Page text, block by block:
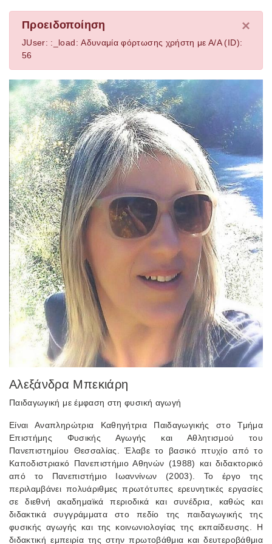
×
Προειδοποίηση
JUser: :_load: Αδυναμία φόρτωσης χρήστη με Α/Α (ID):
56
Αλεξάνδρα Μπεκιάρη
Παιδαγωγική με έμφαση στη φυσική αγωγή
Είναι Αναπληρώτρια Καθηγήτρια Παιδαγωγικής στο Τμήμα
Επιστήμης Φυσικής Αγωγής και Αθλητισμού του
Πανεπιστημίου Θεσσαλίας. Έλαβε το βασικό πτυχίο από το
Καποδιστριακό Πανεπιστήμιο Αθηνών (1988) και διδακτορικό
από το Πανεπιστήμιο Ιωαννίνων (2003). Το έργο της
περιλαμβάνει πολυάριθμες πρωτότυπες ερευνητικές εργασίες
σε διεθνή ακαδημαϊκά περιοδικά και συνέδρια, καθώς και
διδακτικά συγγράμματα στο πεδίο της παιδαγωγικής της
φυσικής αγωγής και της κοινωνιολογίας της εκπαίδευσης. Η
διδακτική εμπειρία της στην πρωτοβάθμια και δευτεροβάθμια